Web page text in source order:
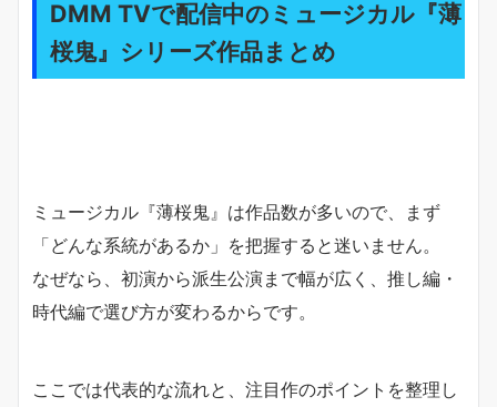
DMM TVで配信中のミュージカル『薄
桜鬼』シリーズ作品まとめ
ミュージカル『薄桜鬼』は作品数が多いので、まず
「どんな系統があるか」を把握すると迷いません。
なぜなら、初演から派生公演まで幅が広く、推し編・
時代編で選び方が変わるからです。
ここでは代表的な流れと、注目作のポイントを整理し